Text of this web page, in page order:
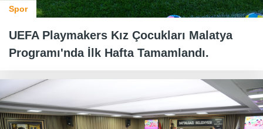
Spor
UEFA Playmakers Kız Çocukları Malatya
Programı'nda İlk Hafta Tamamlandı.